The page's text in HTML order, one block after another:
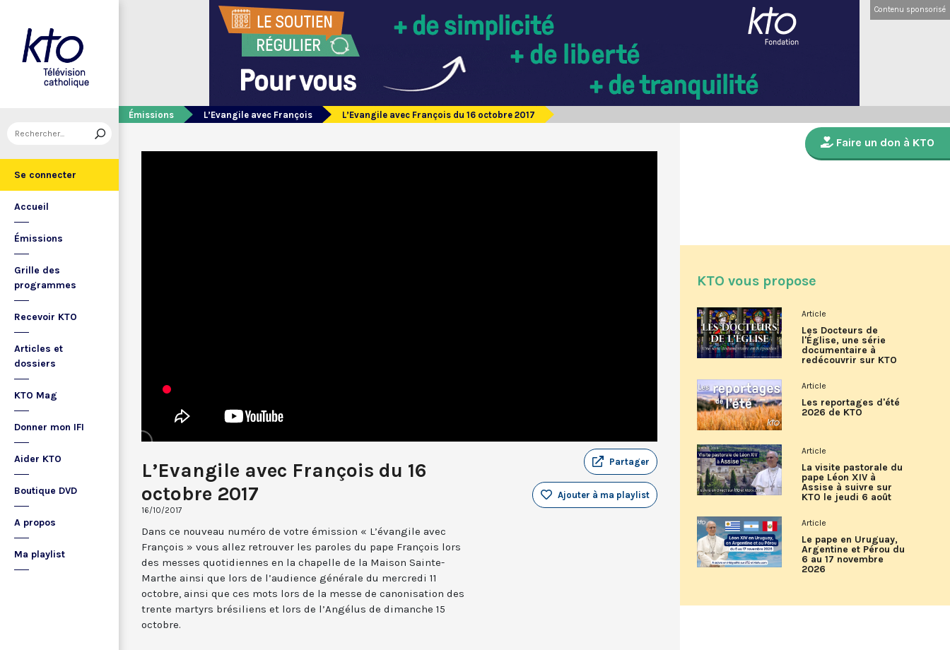
Se connecter
Accueil
Émissions
Grille des
programmes
Recevoir KTO
Articles et
dossiers
KTO Mag
Donner mon IFI
Aider KTO
Boutique DVD
A propos
Ma playlist
Contenu sponsorisé
Émissions L’Evangile avec François L’Evangile avec François du 16 octobre 2017
L’Evangile avec François du 16
octobre 2017
16/10/2017
Partager
Ajouter à ma playlist
Dans ce nouveau numéro de votre émission « L’évangile avec
François » vous allez retrouver les paroles du pape François lors
des messes quotidiennes en la chapelle de la Maison Sainte-
Marthe ainsi que lors de l’audience générale du mercredi 11
octobre, ainsi que ces mots lors de la messe de canonisation des
trente martyrs brésiliens et lors de l’Angélus de dimanche 15
octobre.
Faire un don à KTO
KTO vous propose
Article
Les Docteurs de
l'Église, une série
documentaire à
redécouvrir sur KTO
Article
Les reportages d'été
2026 de KTO
Article
La visite pastorale du
pape Léon XIV à
Assise à suivre sur
KTO le jeudi 6 août
Article
Le pape en Uruguay,
Argentine et Pérou du
6 au 17 novembre
2026